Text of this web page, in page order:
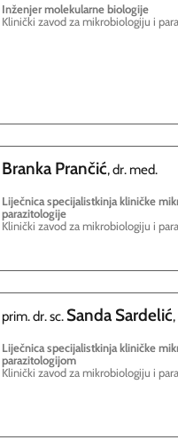
Inženjer molekularne biologije
Klinički zavod za mikrobiologiju i
Branka Prančić, dr. med.
Liječnica specijalistkinja kliničke
parazitologije
Klinički zavod za mikrobiologiju i
prim. dr. sc. Sanda Sardelić
Liječnica specijalistkinja kliničke
parazitologijom
Klinički zavod za mikrobiologiju i